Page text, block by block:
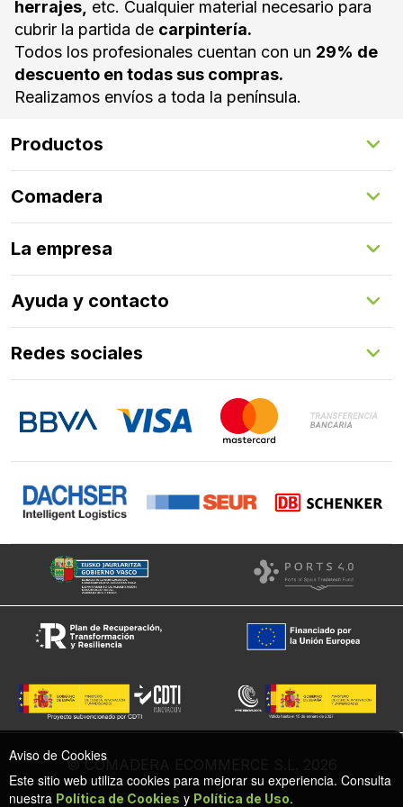
herrajes, etc. Cualquier material necesario para
cubrir la partida de carpintería.
Todos los profesionales cuentan con un 29% de
descuento en todas sus compras.
Realizamos envíos a toda la península.
Productos
Suelos Exteriores
Revestimientos Exteriores
Revestimientos Interiores
Puertas
Herrajes
Comadera
Gestión de servicios
Comadera Connect™
La empresa
Programa de fidelización
Ayuda y contacto
FAQs
Contacto
Redes sociales
Instagram
Facebook
© COMADERA ECOMMERCE S.L. 2026
Aviso de Cookies
Este sitio web utiliza cookies para mejorar su experiencia. Consulta
nuestra Política de Cookies y Política de Uso.